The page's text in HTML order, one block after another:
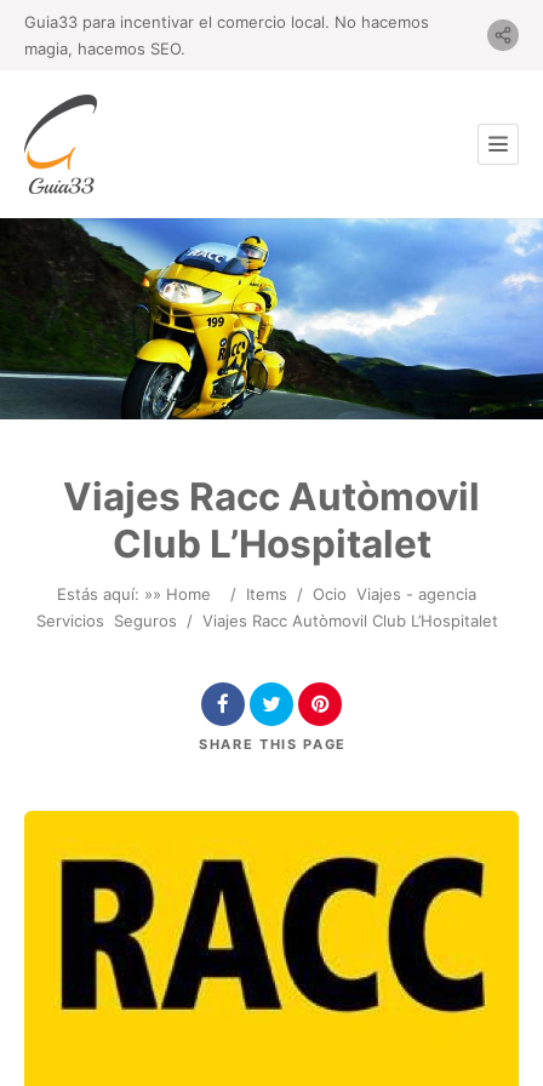
Guia33 para incentivar el comercio local. No hacemos
magia, hacemos SEO.
Viajes Racc Autòmovil
Club L’Hospitalet
Estás aquí: »» Home / Items / Ocio Viajes - agencia
Servicios
Seguros / Viajes Racc Autòmovil Club L’Hospitalet
SHARE THIS PAGE